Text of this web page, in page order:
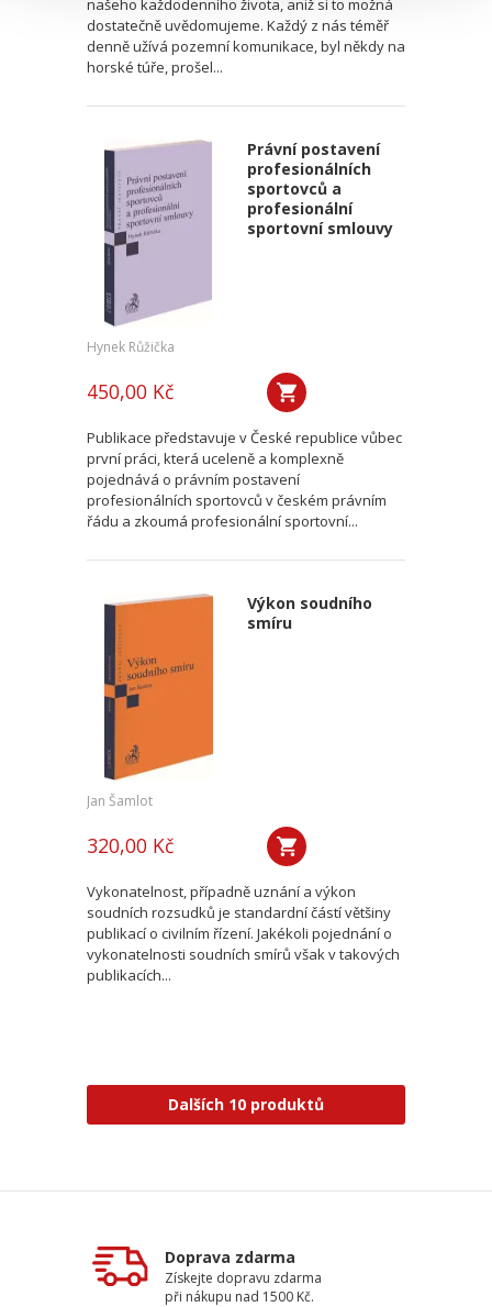
našeho každodenního života, aniž si to možná
dostatečně uvědomujeme. Každý z nás téměř
denně užívá pozemní komunikace, byl někdy na
horské túře, prošel...
Právní postavení
profesionálních
sportovců a
profesionální
sportovní smlouvy
Hynek Růžička
450,00 Kč
Publikace představuje v České republice vůbec
první práci, která uceleně a komplexně
pojednává o právním postavení
profesionálních sportovců v českém právním
řádu a zkoumá profesionální sportovní...
Výkon soudního
smíru
Jan Šamlot
320,00 Kč
Vykonatelnost, případně uznání a výkon
soudních rozsudků je standardní částí většiny
publikací o civilním řízení. Jakékoli pojednání o
vykonatelnosti soudních smírů však v takových
publikacích...
Dalších 10 produktů
Doprava zdarma
Získejte dopravu zdarma
při nákupu nad 1500 Kč.